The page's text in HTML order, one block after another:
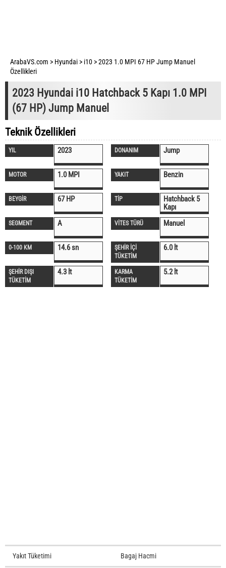
ArabaVS.com > Hyundai > i10 >2023 1.0 MPI 67 HP Jump Manuel
Özellikleri
2023 Hyundai i10 Hatchback 5 Kapı 1.0 MPI
(67 HP) Jump Manuel
Teknik Özellikleri
YIL 2023 DONANIM Jump
MOTOR 1.0 MPI YAKIT Benzin
BEYGİR 67 HP TİP
Hatchback 5
Kapı
SEGMENT A VİTES TÜRÜ Manuel
0-100 KM 14.6 sn
ŞEHİR İÇİ
TÜKETİM
6.0 lt
ŞEHİR DIŞI
TÜKETİM
4.3 lt
KARMA
TÜKETİM
5.2 lt
Yakıt Tüketimi Bagaj Hacmi